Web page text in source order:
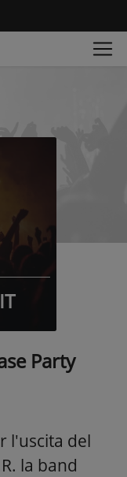
Party
l'uscita del
la band